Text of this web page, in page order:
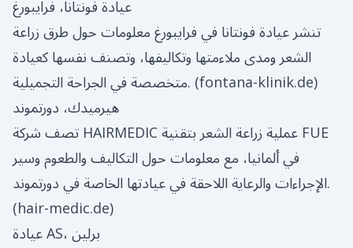
عيادة فونتانا، فرايبورغ
تنشر عيادة فونتانا في فرايبورغ معلومات حول طرق زراعة
الشعر ومدى ملاءمتها وتكاليفها، وتصنف نفسها كعيادة
متخصصة في الجراحة التجميلية. (fontana-klinik.de)
هيرميدك، دورتموند
تصف شركة HAIRMEDIC عملية زراعة الشعر بتقنية FUE
في ألمانيا، مع معلومات حول التكاليف والطعوم وسير
الإجراءات والرعاية اللاحقة في عيادتها الخاصة في دورتموند.
(hair-medic.de)
عيادة AS، برلين